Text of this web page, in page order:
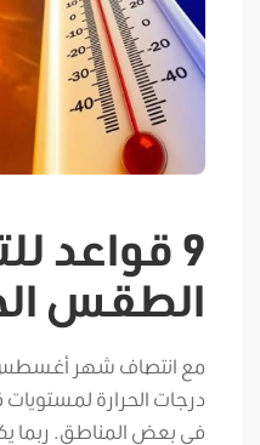
9 قواعد
الطقس
مع انتصاف شهر أغسطس
في بعض المناطق. ربما